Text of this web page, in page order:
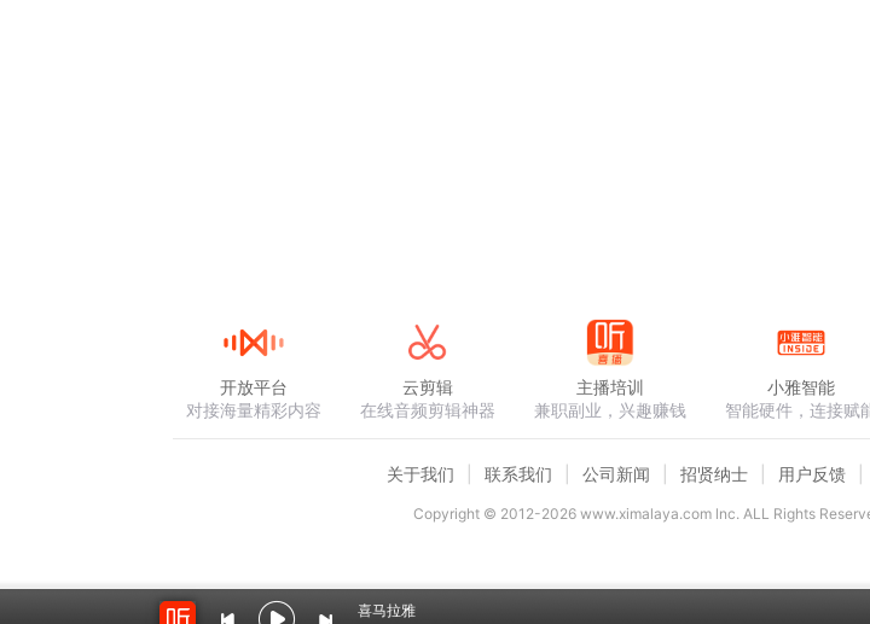
喜马拉雅
开放平台
对接海量精彩内容
云剪辑
在线音频剪辑神器
主播培训
兼职副业，兴趣赚钱
小雅智能
智能硬件，连接赋
关于我们 联系我们 公司新闻 招贤纳士 用户反馈
Copyright © 2012-2026www.ximalaya.com lnc. ALL Rights